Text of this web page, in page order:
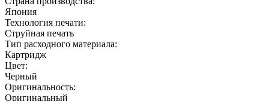
Япония
Технология печати:
Струйная печать
Тип расходного материала:
Картридж
Цвет:
Черный
Оригинальность:
Оригинальный